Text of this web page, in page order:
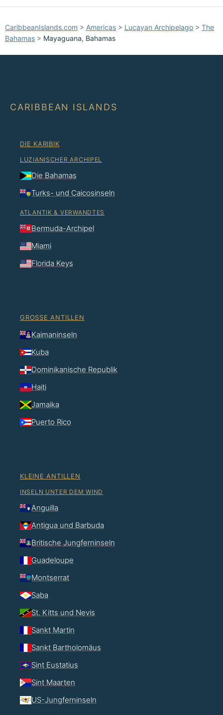
CaribbeanIslands.com > Americas > Lucayan Archipelago > The
Bahamas > Mayaguana, Bahamas
CARIBBEAN ISLANDS
DIE KARIBIK
LUZIANISCHER ARCHIPEL
Die Bahamas
Turks- und Caicosinseln
ATLANTIK & VERWANDTES
Bermuda-Archipel
Miami
Florida Keys
GROSSE ANTILLEN
Kaimaninseln
Kuba
Dominikanische Republik
Haiti
Jamaika
Puerto Rico
KLEINE ANTILLEN
INSELN UNTER DEM WIND
Anguilla
Antigua und Barbuda
Britische Jungferninseln
Guadeloupe
Montserrat
Saba
St. Kitts und Nevis
Sankt Martin
Sankt Bartholomäus
Sint Eustatius
Sint Maarten
US-Jungferninseln